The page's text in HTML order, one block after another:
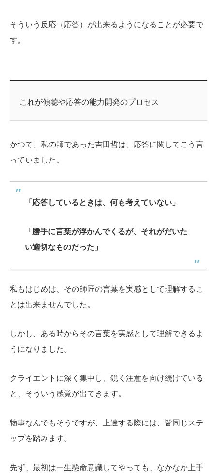
そういう反応（応答）が出来るようになることが必要で
す。
これが傾聴や応答の能力開発のプロセス
かつて、私の師であった吉田哲は、応答に関してこう言
っていました。
「応答しているときは、何も考えていない」
「勝手に言葉が浮かんでくるが、それがだいた
い適切なものだった」
私もはじめは、その師匠の言葉を実感として理解するこ
とは出来ませんでした。
しかし、ある時からその言葉を実感として理解できるよ
うになりました。
クライエントに深く集中し、鋭く注意を向け続けている
と、そういう感覚が出てきます。
物事なんでもそうですが、上達する際には、皆同じステ
ップを踏みます。
先ず、最初は一生懸命意識してやっても、なかなか上手